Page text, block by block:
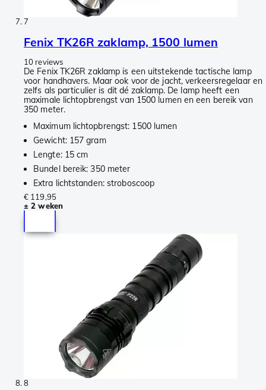
7
Fenix TK26R zaklamp, 1500 lumen
10 reviews
De Fenix TK26R zaklamp is een uitstekende tactische lamp
voor handhavers. Maar ook voor de jacht, verkeersregelaar en
zelfs als particulier is dit dé zaklamp. De lamp heeft een
maximale lichtopbrengst van 1500 lumen en een bereik van
350 meter.
Maximum lichtopbrengst: 1500 lumen
Gewicht: 157 gram
Lengte: 15 cm
Bundel bereik: 350 meter
Extra lichtstanden: stroboscoop
€ 119,95
± 2 weken
8